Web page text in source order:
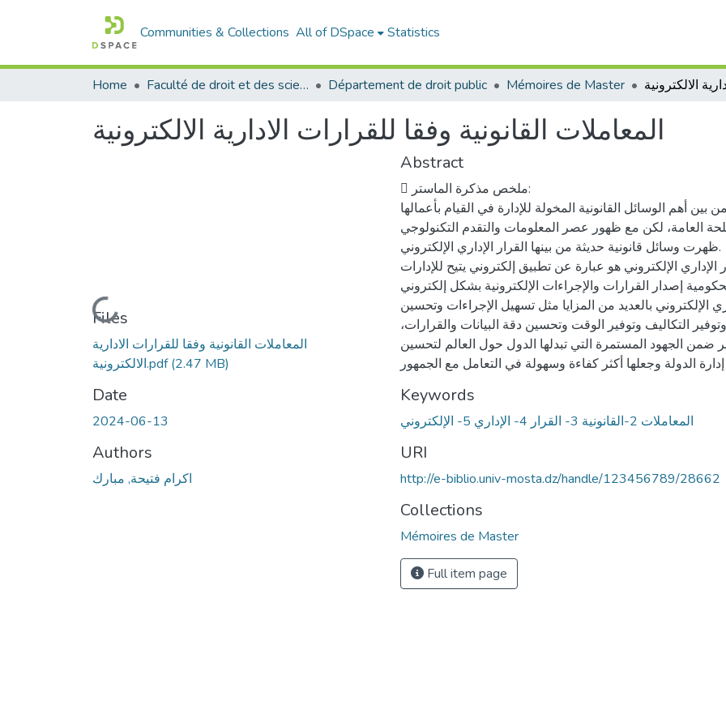
Communities & Collections All of DSpace Statistics
Home Faculté de droit et des sciences politiques Département de droit public Mémoires de Master
المعاملات القانونية وفقا للقرارات الادارية الالكترونية
Loading...
Files
المعاملات القانونية وفقا للقرارات الادارية
الالكترونية.pdf(2.47 MB)
Date
2024-06-13
Authors
اكرام فتيحة, مبارك
Abstract
 ملخص مذكرة الماستر:
بين أهم الوسائل القانونية المخولة للإدارة في القيام بأعمالها
العامة، لكن مع ظهور عصر المعلومات والتقدم التكنولوجي
ظهرت وسائل قانونية حديثة من بينها القرار الإداري الإلكتروني.
الإلكتروني هو عبارة عن تطبيق إلكتروني يتيح للإدارات
إصدار القرارات والإجراءات الإلكترونية بشكل إلكتروني.
الإلكتروني بالعديد من المزايا مثل تسهيل الإجراءات وتحسين
التكاليف وتوفير الوقت وتحسين دقة البيانات والقرارات،
ضمن الجهود المستمرة التي تبدلها الدول حول العالم لتحسين
الدولة وجعلها أكثر كفاءة وسهولة في التعامل مع الجمهور
Keywords
المعاملات 2-القانونية 3- القرار 4- الإداري 5- الإلكتروني
URI
http://e-biblio.univ-mosta.dz/handle/123456789/28662
Collections
Mémoires de Master
Full item page